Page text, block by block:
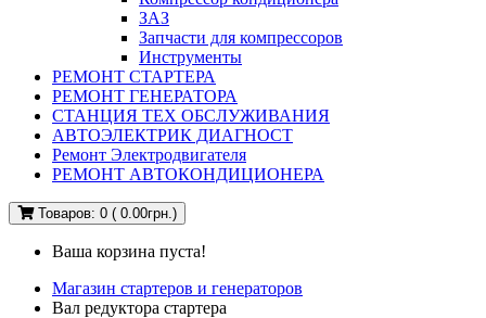
ЗАЗ
Запчасти для компрессоров
Инструменты
РЕМОНТ СТАРТЕРА
РЕМОНТ ГЕНЕРАТОРА
СТАНЦИЯ ТЕХ ОБСЛУЖИВАНИЯ
АВТОЭЛЕКТРИК ДИАГНОСТ
Ремонт Электродвигателя
РЕМОНТ АВТОКОНДИЦИОНЕРА
Товаров: 0 ( 0.00грн.)
Ваша корзина пуста!
Магазин стартеров и генераторов
Вал редуктора стартера